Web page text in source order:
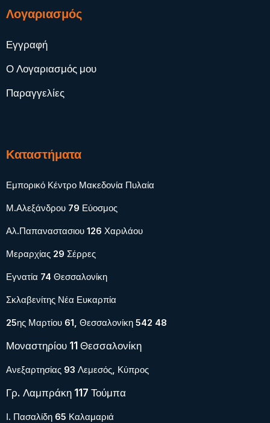
Λογαριασμός
Εγγραφή
Ο Λογαριασμός μου
Παραγγελίες
Καταστήματα
Εμπορικό Κέντρο Μακεδονία Πυλαία
Μ.Αλεξάνδρου 79 Εύοσμος
Αλ.Παπαναστασιου 126 Χαριλάου
Μεραρχίας 29 Σέρρες
Εγνατία 74 Θεσσαλονίκη
Σκλαβενίτης Νέα Ευκαρπία
25ης Μαρτίου 61, Θεσσαλονίκη 542 48
Μοναστηρίου 11 Θεσσαλονίκη
Ανεξαρτησίας 93 Λεμεσός, Κύπρος
Γρ. Λαμπράκη 117 Τούμπα
Ι. Πασαλίδη 65 Καλαμαριά